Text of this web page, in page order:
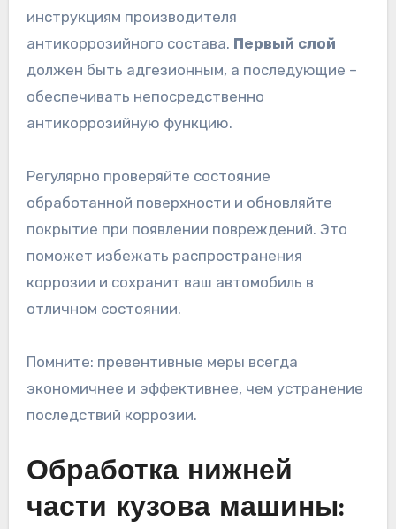
инструкциям производителя
антикоррозийного состава. Первый слой
должен быть адгезионным, а последующие –
обеспечивать непосредственно
антикоррозийную функцию.
Регулярно проверяйте состояние
обработанной поверхности и обновляйте
покрытие при появлении повреждений. Это
поможет избежать распространения
коррозии и сохранит ваш автомобиль в
отличном состоянии.
Помните: превентивные меры всегда
экономичнее и эффективнее, чем устранение
последствий коррозии.
Обработка нижней
части кузова машины: